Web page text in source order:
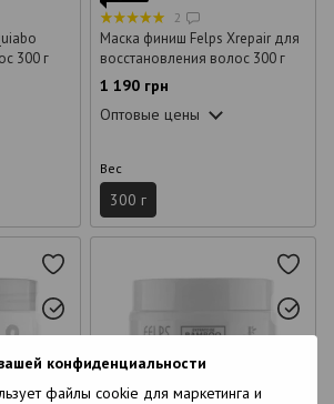
конфиденциальности
файлы cookie для маркетинга и
300 г
2
Маска финиш Felps Xrepair для
восстановления волос 300 г
1 190 грн
Оптовые цены
Вес
300 г
6